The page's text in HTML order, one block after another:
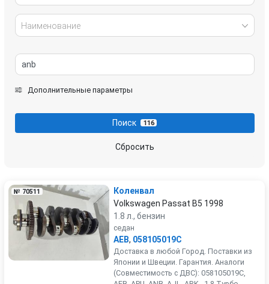
SsangYong
Suzuki
Volvo
Наименование
Дополнительные параметры
Поиск 116
Сбросить
№ 70511
Коленвал
Volkswagen Passat B5 1998
1.8 л., бензин
седан
AEB, 058105019C
Доставка в любой Город. Поставки из
Японии и Швеции. Гарантия. Аналоги
(Совместимость с ДВС): 058105019C,